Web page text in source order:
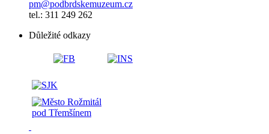
pm@podbrdskemuzeum.cz
tel.: 311 249 262
Důležité odkazy